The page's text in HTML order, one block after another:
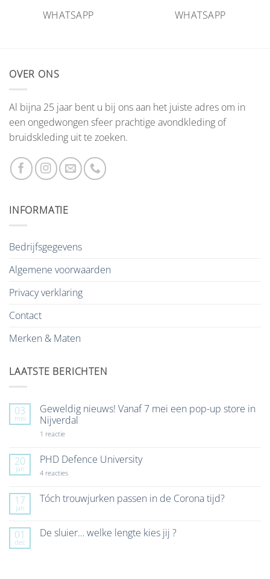
WHATSAPP
WHATSAPP
OVER ONS
Al bijna 25 jaar bent u bij ons aan het juiste adres om in
een ongedwongen sfeer prachtige avondkleding of
bruidskleding uit te zoeken.
INFORMATIE
Bedrijfsgegevens
Algemene voorwaarden
Privacy verklaring
Contact
Merken & Maten
LAATSTE BERICHTEN
03
mei
Geweldig nieuws! Vanaf 7 mei een pop-up store in
Nijverdal
1 reactieop
Vanaf
7
mei
up
store
20
jan
PHD Defence University
4 reactiesop
University
17
jan
Tóch trouwjurken passen in de Corona tijd?
Tóch
01
dec
De sluier… welke lengte kies jij ?